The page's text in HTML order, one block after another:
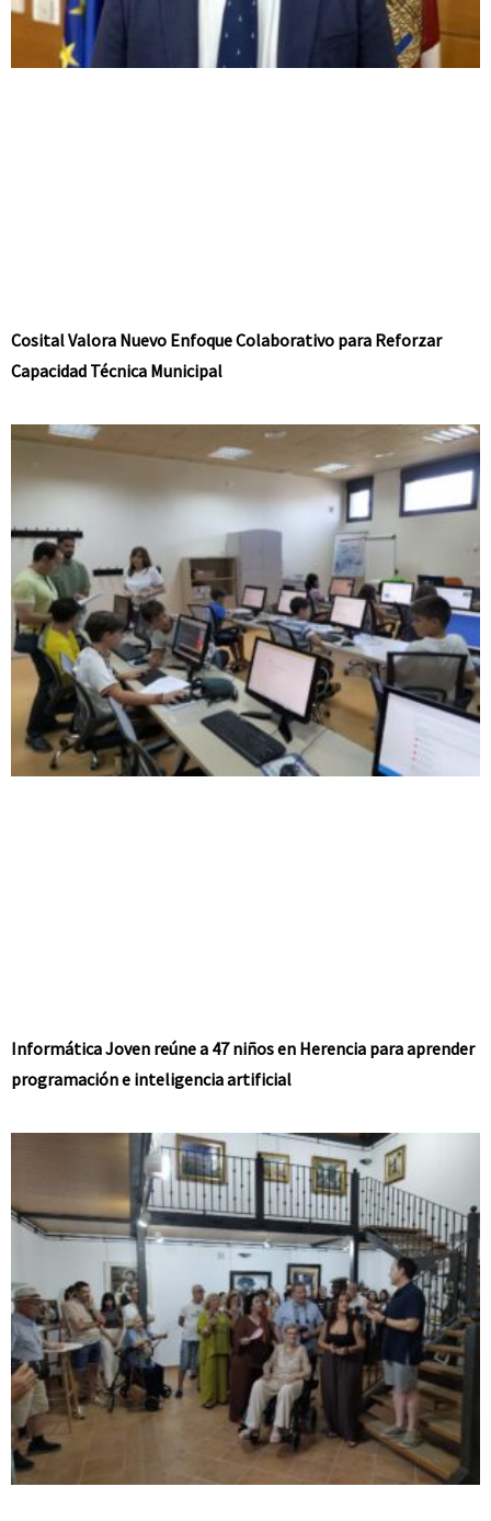
Cosital Valora Nuevo Enfoque Colaborativo para Reforzar
Capacidad Técnica Municipal
Informática Joven reúne a 47 niños en Herencia para aprender
programación e inteligencia artificial